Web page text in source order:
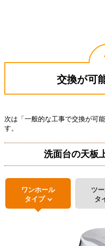
交換が可
次は「一般的な工事で交換が可
す。
洗面台の天板
ワンホール
タイプ
ツ
タ